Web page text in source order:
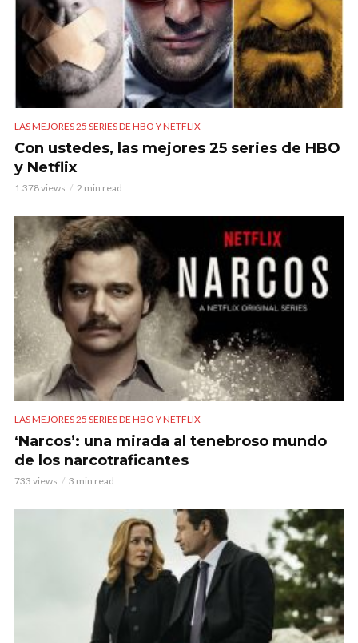
LAS MEJORES 25 SERIES DE HBO Y NETFLIX
Con ustedes, las mejores 25 series de HBO
y Netflix
1.378 views 2 min read
LAS MEJORES 25 SERIES DE HBO Y NETFLIX
‘Narcos’: una mirada al tenebroso mundo
de los narcotraficantes
733 views 3 min read